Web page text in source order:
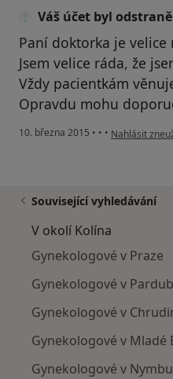
Váš účet byl
Paní doktorka je
Jsem velice ráda, že
Vždy pacientkám
Opravdu mohu
10. března 2015 • • • podle názoru
Nahlásit
Související vyhledávání
V okolí Kolína
Gynekologové v Praze
Gynekologové v
Gynekologové v
Gynekologové v Mladé
Gynekologové v